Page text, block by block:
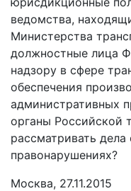
ведомства,
Министерства
должностные лица
надзору в сфере
обеспечения
административных
органы Российской
рассматривать
правонарушениях?
Москва, 27.11.2015